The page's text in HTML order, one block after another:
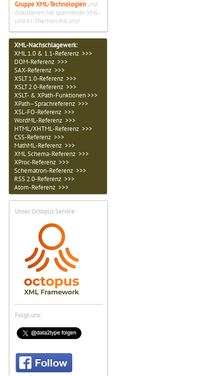
Gruppe XML-Technologien und
diskutieren Sie spannende XML-
und KI-Themen mit uns!
XML-Nachschlagewerk:
XML 1.0 & 1.1-Referenz >>>
DOM-Referenz >>>
SAX-Referenz >>>
XSLT 1.0-Referenz >>>
XSLT 2.0-Referenz >>>
XSLT- & XPath-Funktionen >>>
XPath–Sprachreferenz >>>
XSL-FO-Referenz >>>
WordML-Referenz >>>
HTML/XHTML-Referenz >>>
CSS-Referenz >>>
MathML-Referenz >>>
XML Schema-Referenz >>>
XProc-Referenz >>>
Schematron-Referenz >>>
RSS 2.0-Referenz >>>
Atom-Referenz >>>
Unser Octopus Service:
Folgt uns: